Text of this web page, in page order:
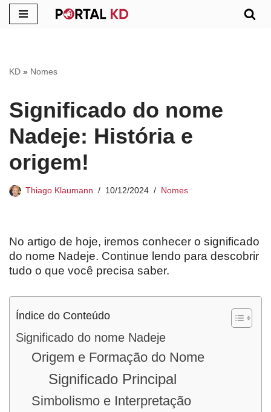
conteúdo
KD » Nomes
Significado do nome
Nadeje: História e
origem!
Thiago Klaumann 10/12/2024 Nomes
No artigo de hoje, iremos conhecer o significado
do nome Nadeje. Continue lendo para descobrir
tudo o que você precisa saber.
Índice do Conteúdo
Significado do nome Nadeje
Origem e Formação do Nome
Significado Principal
Simbolismo e Interpretação